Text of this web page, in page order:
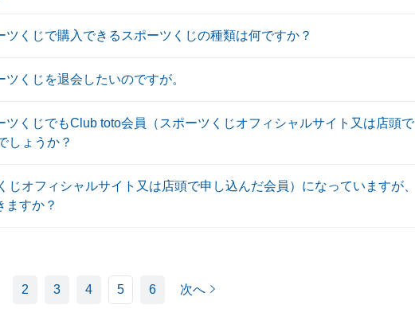
くじで購入できるスポーツくじの種類は何ですか？
くじを退会したいのですが。
ツくじでもClub toto会員（スポーツくじオフィシャルサイト又は店頭で
しょうか？
じオフィシャルサイト又は店頭で申し込んだ会員）になっていますが、
ますか？
2 3 4 5 6 次へ